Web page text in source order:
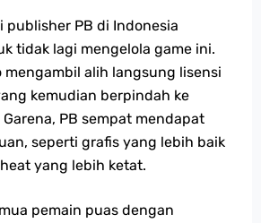
publisher PB di Indonesia
tidak lagi mengelola game ini.
alih langsung lisensi
kemudian berpindah ke
PB sempat mendapat
seperti grafis yang lebih baik
yang lebih ketat.
pemain puas dengan